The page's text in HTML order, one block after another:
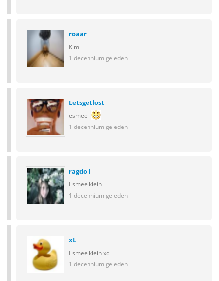
roaar
Kim
1 decennium geleden
Letsgetlost
esmee
1 decennium geleden
ragdoll
Esmee klein
1 decennium geleden
xL
Esmee klein xd
1 decennium geleden